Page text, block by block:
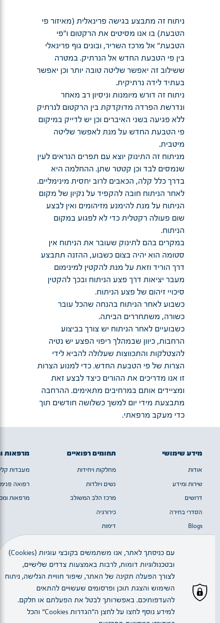
ניתוח זה מתבצע בגישה פרינאלית (מאיזור פי
הטבעת) בו אנו מסיטים את הרקטום ו"פי
הטבעת" אל מרכז השריר, ובונים גוף פרינאלי
בין פי הטבעת החדש אל הנרתיק. במטרה
ששילוב זה יאפשר שליטה טובה יותר וכן יאפשר
בעתיד לידה נרתיקית.
ניתוח זה דורש מיומנות וניסיון רב מאחר
ונדרשת הפרדה מדוקדקת בין הרקטום לנרתיק
ללא פגיעה בשני האיברים וכן יש לדייק במיקום
פי הטבעת החדש על מנת לאפשר שליטה
מיטבית.
מניתוח זה התינוק יוצא עם תפרים הנראים לעין
שנמסים לבד וכן קטטר שתן. ההחלמה היא
בדרך כלל קלה, הכאבים לרוב יחסית מינימליים.
לאחר הניתוח חובה להקפיד על נקיון של מקום
הניתוח על מנת להימנע מזיהומים ואין לבצע
שום פעולה רקטלית כדי לא לפגוע במקום
הניתוח.
במקרים בהם לתינוק שעובר את הניתוח אין
סטומה הוא יהיה בצום כשבוע, ההזנה תתבצע
דרך הוריד וזאת על מנת להקטין למינימום
מעבר יציאות דרך פצע הניתוח ובכך להקטין
סיכויי זיהום של פצע הניתוח.
כשבוע לאחר הניתוח בהנחה שהכל עובר
כשורה, משתחררים הביתה.
כשבועיים לאחר הניתוח יש צורך בביצוע
הרחבות, כיוון שבמהלך ריפוי הפצע יש נטיה
להצטלקות והתכווצות שעלולה להביא לידי
הצרות של פי הטבעת החדש. כדי למנוע הצרות
זו אנו מדריכים את ההורים כיצד לבצע זאת
ומציידים אותם במרחיבים מתאימים. ההרחבה
מתבצעת מידי יום למשך כשלושה חודשים תוך
כדי מעקב מרפאתי.
מידע שימושי
אודות
שירות ומידע
דרושים
הסדרי בחירה
Blogs
תחומים רפואיים
מחלקות ויחידות
נשים ויולדות
מרכז הלב המשולב
כירורגיה
דימות
מרפאות
מעבדות
רפואה
מרפאות
עברית
עם כניסתך לאתר, אנו משתמשים בקובצי עוגיות (Cookies)
ובטכנולוגיות דומות, לרבות באמצעות צדדים שלישיים,
לצורך הפעלה תקינה של האתר, שיפור חוויית הגלישה, ניתוח
השימוש והצגת תוכן ופרסומים שעשויים להתאים
להעדפותיכם. באפשרותך לבטל את הפעלתם או חלקם.
למידע נוסף לחצו על לחצן ה"הגדרות Cookies" והכל